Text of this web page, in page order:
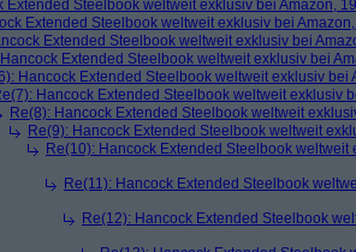
Extended Steelbook weltweit exklusiv bei Amazon,
Extended Steelbook weltweit exklusiv bei
Extended Steelbook weltweit exklusiv bei
Extended Steelbook weltweit exklusiv bei
Hancock Extended Steelbook weltweit exklusiv bei
Hancock Extended Steelbook weltweit exklusiv
Re(8): Hancock Extended Steelbook weltweit
Re(9): Hancock Extended Steelbook weltweit
Re(10): Hancock Extended Steelbook weltweit
Re(11): Hancock Extended Steelbook
Re(12): Hancock Extended Steelbook